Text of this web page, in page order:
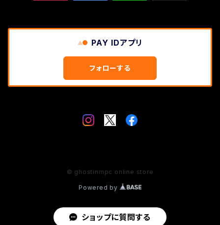
PAY IDアプリ
フォローする
© ghostinmpc online store
Powered by
ショップに質問する